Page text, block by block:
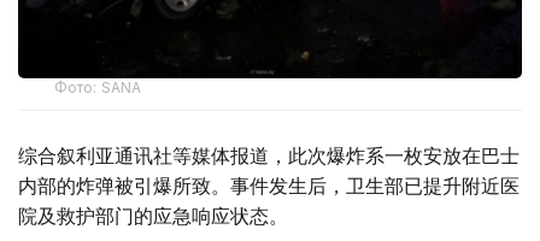
Фото: SANA
综合叙利亚通讯社等媒体报道，此次爆炸系一枚安放在巴士
内部的炸弹被引爆所致。事件发生后，卫生部已提升附近医
院及救护部门的应急响应状态。